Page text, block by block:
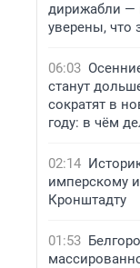
дирижабли —
уверены, что
06:03
станут
сократят в
году: в чём
02:14
имперскому
Кронштадту
01:53